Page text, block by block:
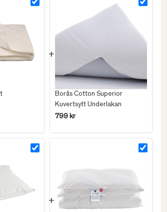
Borås Cotton Superior
Kuvertsytt Underlakan
799 kr